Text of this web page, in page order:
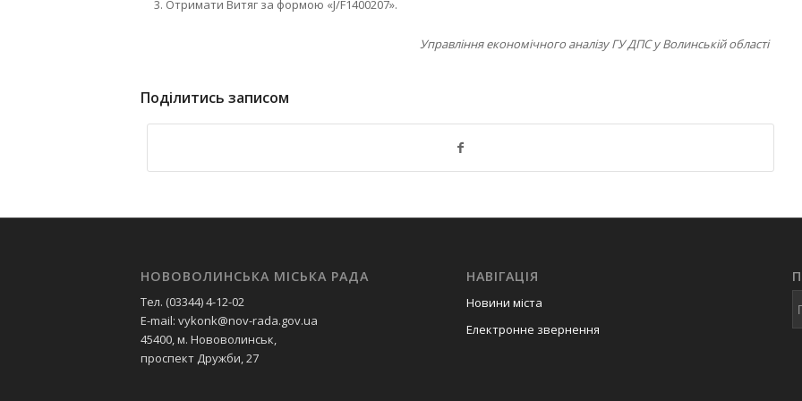
Отримати Витяг за формою «J/F1400207».
Управління економічного аналізу ГУ ДПС у Волинській області
Поділитись записом
НОВОВОЛИНСЬКА МІСЬКА РАДА
Тел. (03344) 4-12-02
E-mail: vykonk@nov-rada.gov.ua
45400, м. Нововолинськ,
проспект Дружби, 27
НАВІГАЦІЯ
Новини міста
Електронне звернення